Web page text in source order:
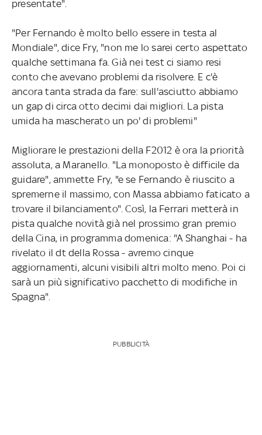
presentate".
"Per Fernando è molto bello essere in testa al
Mondiale", dice Fry, "non me lo sarei certo aspettato
qualche settimana fa. Già nei test ci siamo resi
conto che avevano problemi da risolvere. E c'è
ancora tanta strada da fare: sull'asciutto abbiamo
un gap di circa otto decimi dai migliori. La pista
umida ha mascherato un po' di problemi"
Migliorare le prestazioni della F2012 è ora la priorità
assoluta, a Maranello. "La monoposto è difficile da
guidare", ammette Fry, "e se Fernando è riuscito a
spremerne il massimo, con Massa abbiamo faticato a
trovare il bilanciamento". Così, la Ferrari metterà in
pista qualche novità già nel prossimo gran premio
della Cina, in programma domenica: "A Shanghai - ha
rivelato il dt della Rossa - avremo cinque
aggiornamenti, alcuni visibili altri molto meno. Poi ci
sarà un più significativo pacchetto di modifiche in
Spagna".
PUBBLICITÀ